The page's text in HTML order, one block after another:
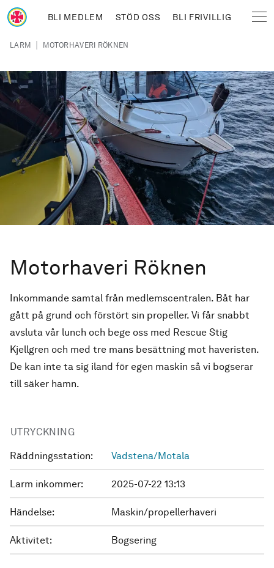
Hoppa till huvudinnehåll
BLI MEDLEM STÖD OSS BLI FRIVILLIG
Länkstig
LARM | MOTORHAVERI RÖKNEN
Motorhaveri Röknen
Inkommande samtal från medlemscentralen. Båt har
gått på grund och förstört sin propeller. Vi får snabbt
avsluta vår lunch och bege oss med Rescue Stig
Kjellgren och med tre mans besättning mot haveristen.
De kan inte ta sig iland för egen maskin så vi bogserar
till säker hamn.
UTRYCKNING
Räddningsstation: Vadstena/Motala
Larm inkommer: 2025-07-22 13:13
Händelse: Maskin/propellerhaveri
Aktivitet: Bogsering